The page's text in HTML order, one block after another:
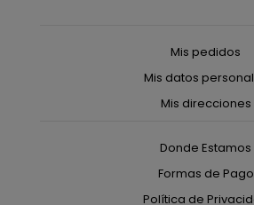
Mis pedidos
Mis datos
Mis direcciones
Donde Estamos
Formas de Pago
Política de